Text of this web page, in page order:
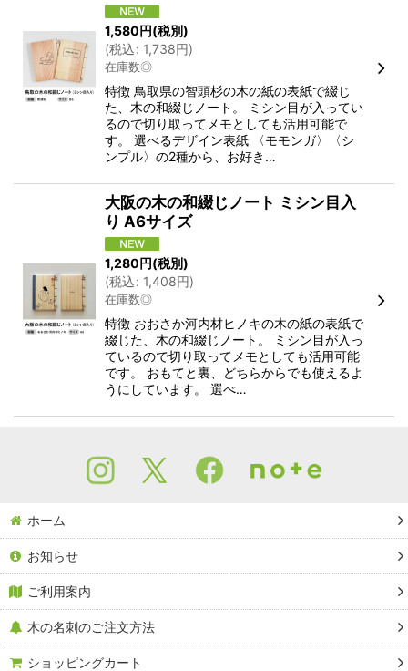
1,580円(税別)
(税込: 1,738円)
在庫数◎
特徴 鳥取県の智頭杉の木の紙の表紙で綴じ
た、木の和綴じノート。 ミシン目が入ってい
るので切り取ってメモとしても活用可能で
す。 選べるデザイン表紙 〈モモンガ〉〈シ
ンプル〉の2種から、お好き…
大阪の木の和綴じノート ミシン目入
り A6サイズ
1,280円(税別)
(税込: 1,408円)
在庫数◎
特徴 おおさか河内材ヒノキの木の紙の表紙で
綴じた、木の和綴じノート。 ミシン目が入っ
ているので切り取ってメモとしても活用可能
です。 おもてと裏、どちらからでも使えるよ
うにしています。 選べ…
ホーム
お知らせ
ご利用案内
木の名刺のご注文方法
ショッピングカート